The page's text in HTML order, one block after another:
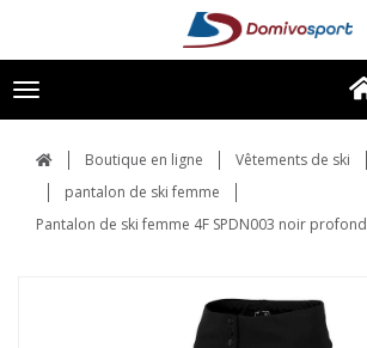
Toggle
navigation
Boutique en ligne Vêtements de ski
pantalon de ski femme
Pantalon de ski femme 4F SPDN003 noir profond